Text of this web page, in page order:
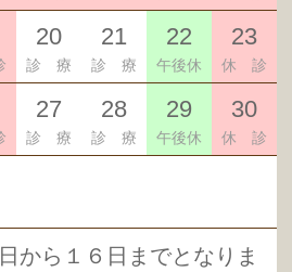
ついて（スギ花粉症、
の方に）
クス®＜血液でわかる
ついて
20
診 療
21
診 療
22
午後休
23
休 診
27
診 療
28
診 療
29
午後休
30
休 診
から１６日までとなりま